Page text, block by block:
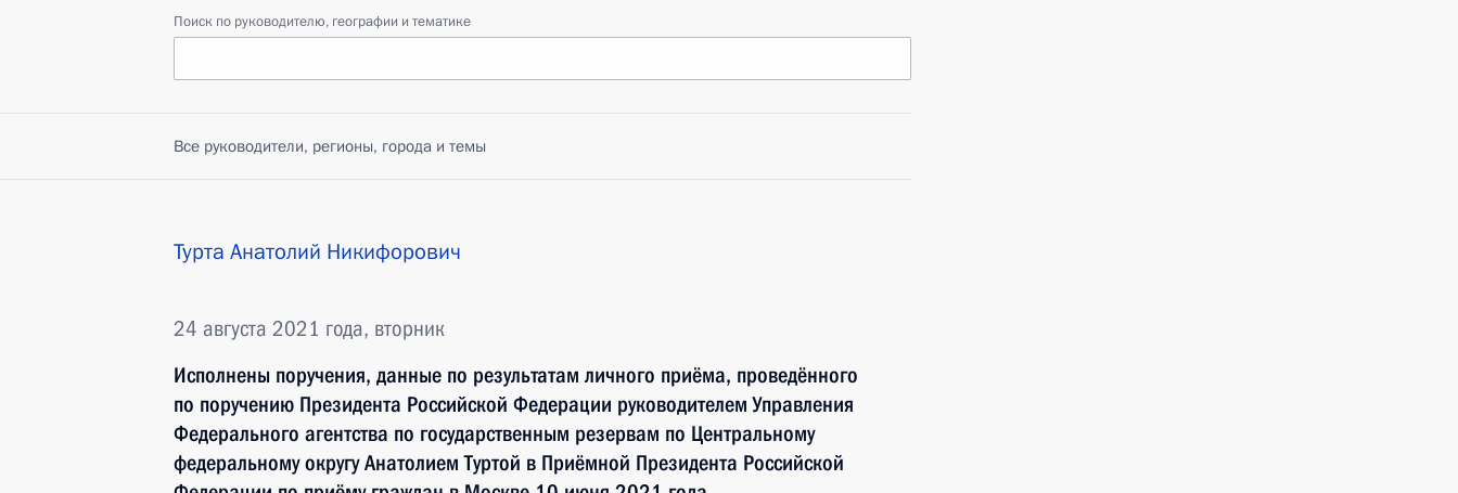
Поиск по руководителю, географии и тематике
Все руководители, регионы, города и темы
Турта Анатолий Никифорович
24 августа 2021 года, вторник
Исполнены поручения, данные по результатам личного приёма, проведённого
по поручению Президента Российской Федерации руководителем Управления
Федерального агентства по государственным резервам по Центральному
федеральному округу Анатолием Туртой в Приёмной Президента Российской